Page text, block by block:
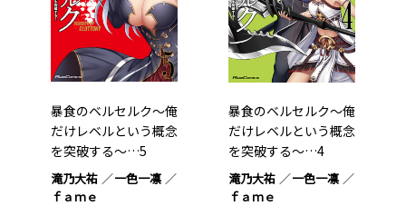
暴食のベルセルク～俺
だけレベルという概念
を突破する～…5
滝乃大祐
一色一凛
ｆａｍｅ
暴食のベルセルク～俺
だけレベルという概念
を突破する～…4
滝乃大祐
一色一凛
ｆａｍｅ